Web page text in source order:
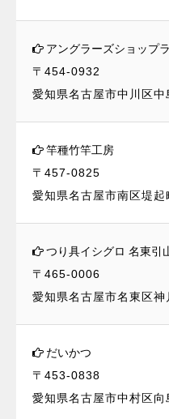
アングラーズショップ
〒454-0932
愛知県名古屋市中川区
竿種竹竿工房
〒457-0825
愛知県名古屋市南区堤起
つり具イシグロ 名東引
〒465-0006
愛知県名古屋市名東区神
だいかつ
〒453-0838
愛知県名古屋市中村区